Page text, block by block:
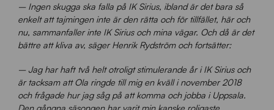
– Ingen skugga ska falla på IK Sirius, ibland är det bara så
enkelt att tajmingen inte är den rätta och för tillfället, här och
nu, sammanfaller inte IK Sirius och mina vägar. Och då är det
bättre att kliva av, säger Henrik Rydström och fortsätter:
– Jag har haft två helt otroligt stimulerande år i IK Sirius och
är tacksam att Ola ringde till mig en kväll i november 2018
och frågade hur jag såg på att komma och jobba i Uppsala.